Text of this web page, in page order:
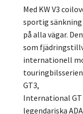
Med KW V3
sportig
på alla vägar.
som
internationell
touringbilsserien
GT3,
International GT
legendariska